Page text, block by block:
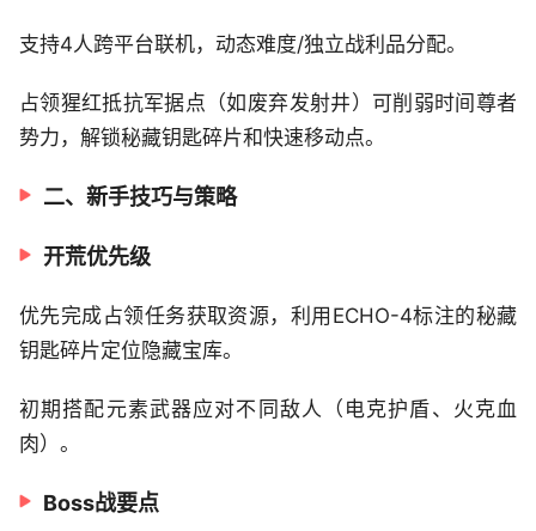
支持4人跨平台联机，动态难度/独立战利品分配。
占领猩红抵抗军据点（如废弃发射井）可削弱时间尊者
势力，解锁秘藏钥匙碎片和快速移动点。
二、新手技巧与策略
开荒优先级
优先完成占领任务获取资源，利用ECHO-4标注的秘藏
钥匙碎片定位隐藏宝库。
初期搭配元素武器应对不同敌人（电克护盾、火克血
肉）。
Boss战要点